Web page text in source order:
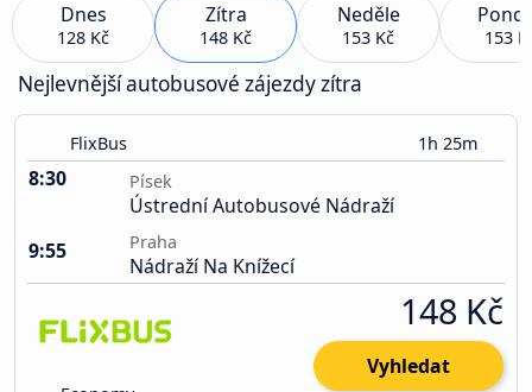
Dnes
128 Kč
Zítra
148 Kč
Neděle
153 Kč 153
Nejlevnější autobusové zájezdy zítra
FlixBus 1h 25m
8:30 Písek
Ústrední Autobusové Nádraží
9:55
Praha
Nádraží Na Knížecí
148 Kč
Vyhledat